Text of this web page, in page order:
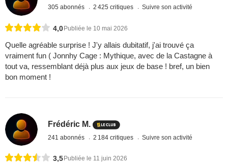
305 abonnés 2 425 critiques Suivre son activité
4,0Publiée le 10 mai 2026
Quelle agréable surprise ! J'y allais dubitatif, j'ai trouvé ça
vraiment fun ( Jonnhy Cage : Mythique, avec de la Castagne à
tout va, ressemblant déjà plus aux jeux de base ! bref, un bien
bon moment !
Frédéric M.
241 abonnés 2 184 critiques Suivre son activité
3,5 Publiée le 11 juin 2026